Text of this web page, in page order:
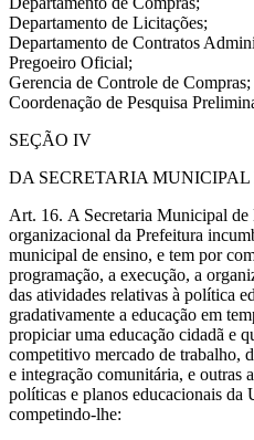
Departamento de Licitações;
Departamento de Contratos
Pregoeiro Oficial;
Gerencia de Controle de Compras;
Coordenação de Pesquisa
SEÇÃO IV
DA SECRETARIA
Art. 16. A Secretaria Municipal de
organizacional da Prefeitura
municipal de ensino, e tem por
programação, a execução, a
das atividades relativas à política
gradativamente a educação em
propiciar uma educação cidadã e
competitivo mercado de trabalho,
e integração comunitária, e outras
políticas e planos educacionais da
competindo-lhe: